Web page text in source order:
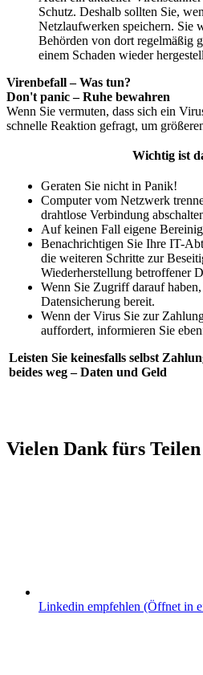
Schutz. Deshalb sollten Sie,
Netzlaufwerken speichern. Sie
Behörden von dort regelmäßig
einem Schaden wieder
Virenbefall – Was tun?
Don't panic – Ruhe bewahren
Wenn Sie vermuten, dass sich ein
schnelle Reaktion gefragt, um
Wichtig ist
Geraten Sie nicht in Panik!
Computer vom Netzwerk
drahtlose Verbindung
Auf keinen Fall eigene
Benachrichtigen Sie Ihre IT-
die weiteren Schritte zur
Wiederherstellung betroffener
Wenn Sie Zugriff darauf
Datensicherung bereit.
Wenn der Virus Sie zur
auffordert, informieren Sie
Leisten Sie keinesfalls selbst
beides weg – Daten und Geld
Vielen Dank fürs Teilen
Linkedin empfehlen (Öffnet in